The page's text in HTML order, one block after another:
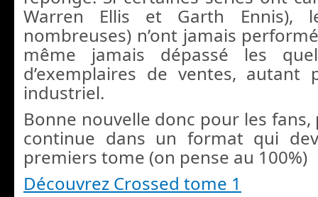
Warren Ellis et Garth Ennis),
nombreuses) n’ont jamais
même jamais dépassé les
d’exemplaires de ventes, autant
industriel.
Bonne nouvelle donc pour les fans,
continue dans un format qui
premiers tome (on pense au 100%)
Découvrez Crossed tome 1